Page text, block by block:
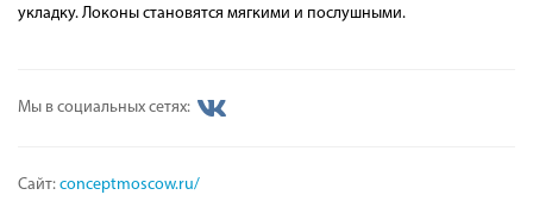
укладку. Локоны становятся мягкими и послушными.
Мы в социальных сетях:
Сайт: conceptmoscow.ru/